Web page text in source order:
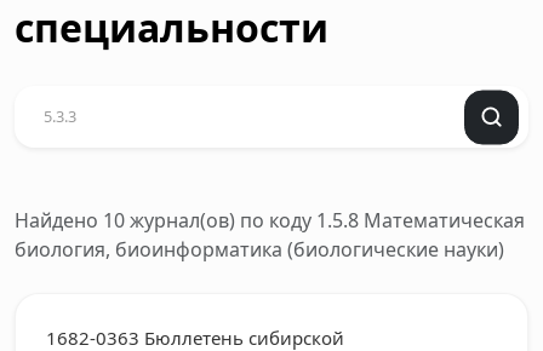
специальности
Найдено 10 журнал(ов) по коду 1.5.8 Математическая
биология, биоинформатика (биологические науки)
1682-0363 Бюллетень сибирской